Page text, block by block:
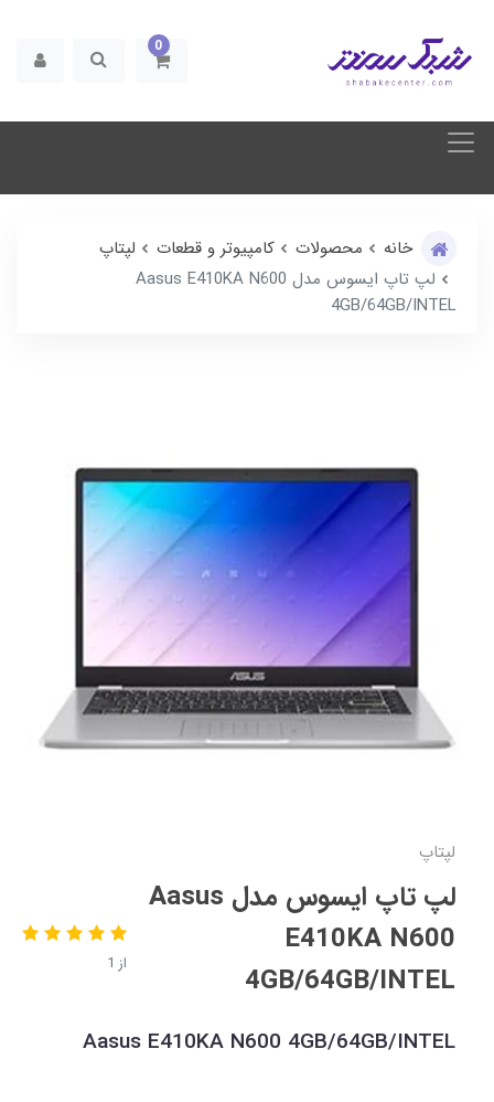
0
خانه محصولات کامپیوتر و قطعات
لپتاپ
لپ تاپ ایسوس مدل Aasus E410KA N600
4GB/64GB/INTEL
لپتاپ
لپ تاپ ایسوس مدل Aasus
E410KA N600
4GB/64GB/INTEL
از 1
Aasus E410KA N600 4GB/64GB/INTEL